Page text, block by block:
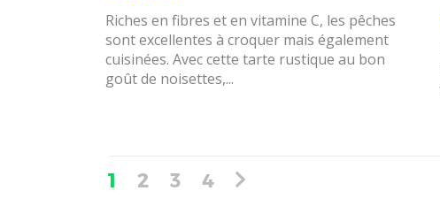
Riches en fibres et en vitamine C, les pêches
sont excellentes à croquer mais également
cuisinées. Avec cette tarte rustique au bon
goût de noisettes,...
1 2 3 4